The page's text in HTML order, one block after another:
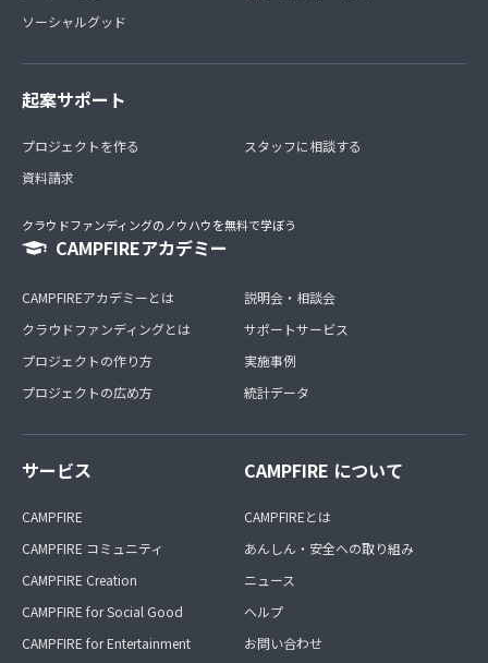
ソーシャルグッド
起案サポート
プロジェクトを作る
資料請求
スタッフに相談する
クラウドファンディングのノウハウを無料で学ぼう
CAMPFIREアカデミー
CAMPFIREアカデミーとは
クラウドファンディングとは
プロジェクトの作り方
プロジェクトの広め方
説明会・相談会
サポートサービス
実施事例
統計データ
サービス
CAMPFIRE
CAMPFIRE コミュニティ
CAMPFIRE Creation
CAMPFIRE for Social Good
CAMPFIRE for Entertainment
CAMPFIRE について
CAMPFIREとは
あんしん・安全への取り組み
ニュース
ヘルプ
お問い合わせ